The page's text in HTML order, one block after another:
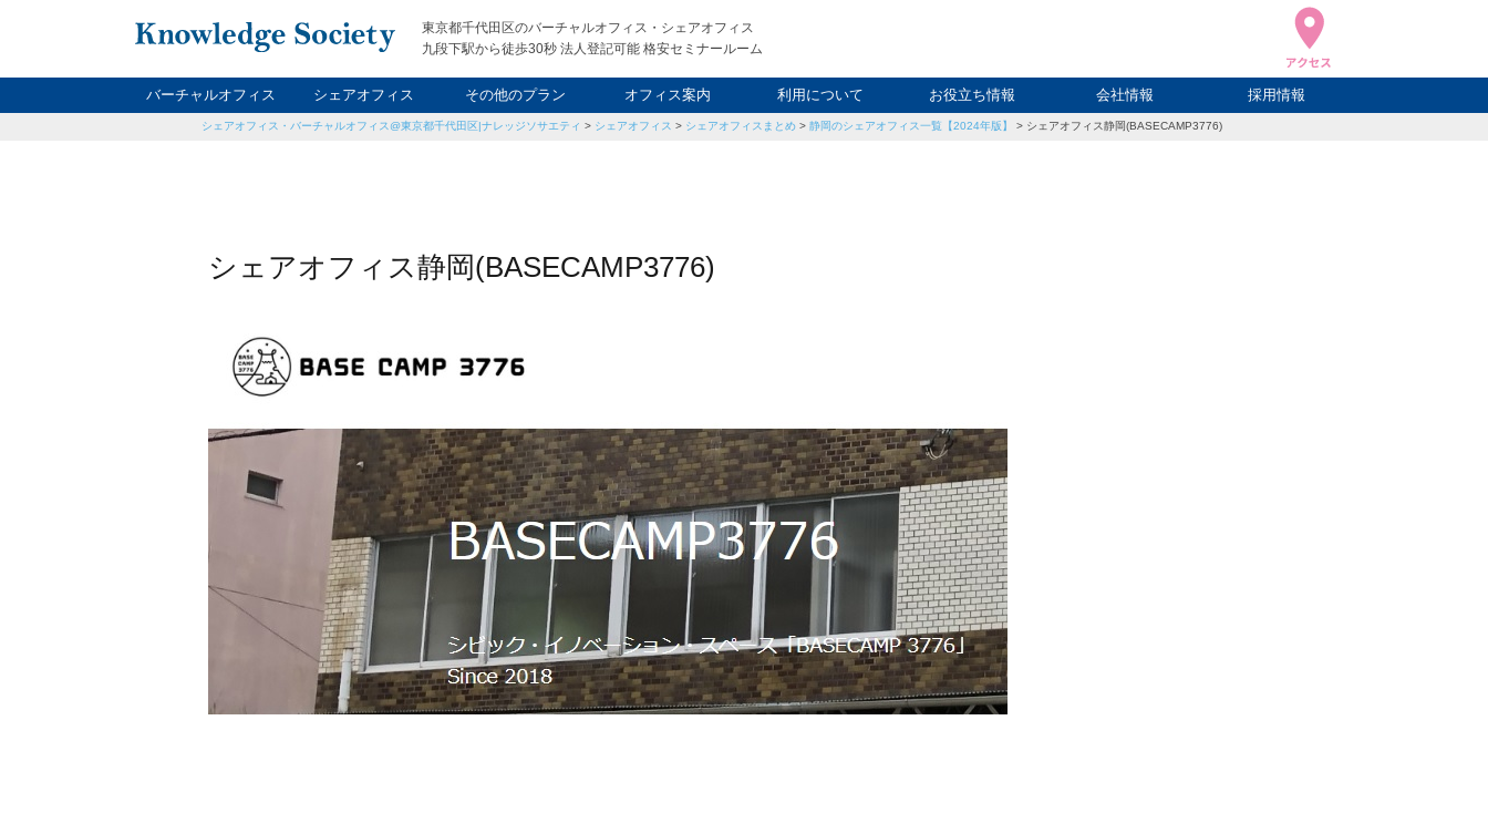
東京都千代田区のバーチャルオフィス・シェアオフィス
九段下駅から徒歩30秒 法人登記可能 格安セミナールーム
バーチャルオフィス シェアオフィス その他のプラン
レンタルオフィス
ナイト&ウィークエンド
貸し会議室
オフィス案内 利用について
利用料金
申込について
FAQ
お役立ち情報
起業ノウハウ
社長ブログ
スタッフブログ
会社情報
会社概要
アクセス
採用情報
シェアオフィス・バーチャルオフィス@東京都千代田区|ナレッジソサエティ > シェアオフィス > シェアオフィスまとめ > 静岡のシェアオフィス一覧【2024年版】 > シェアオフィス静岡(BASECAMP3776)
シェアオフィス静岡(BASECAMP3776)